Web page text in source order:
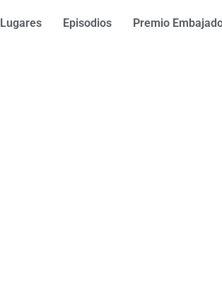
Lugares Episodios Premio